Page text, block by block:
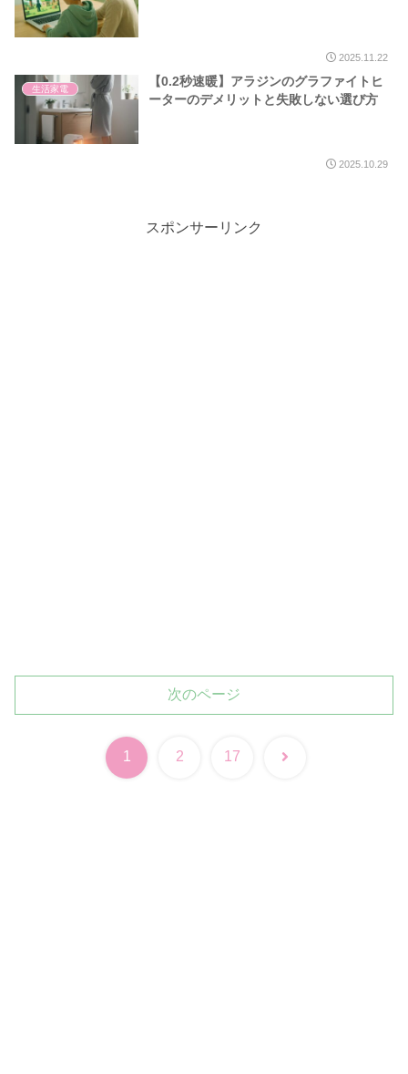
2025.11.22
生活家電
【0.2秒速暖】アラジンのグラファイトヒ
ーターのデメリットと失敗しない選び方
2025.10.29
スポンサーリンク
次のページ
1 2 17 次